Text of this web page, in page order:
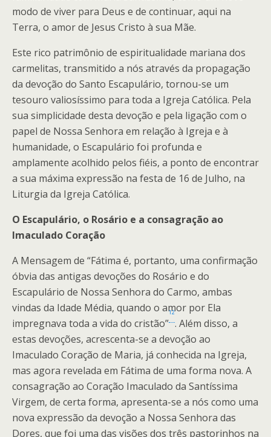
modo de viver para Deus e de continuar, aqui na
Terra, o amor de Jesus Cristo à sua Mãe.
Este rico patrimônio de espiritualidade mariana dos
carmelitas, transmitido a nós através da propagação
da devoção do Santo Escapulário, tornou-se um
tesouro valiosíssimo para toda a Igreja Católica. Pela
sua simplicidade desta devoção e pela ligação com o
papel de Nossa Senhora em relação à Igreja e à
humanidade, o Escapulário foi profunda e
amplamente acolhido pelos fiéis, a ponto de encontrar
a sua máxima expressão na festa de 16 de Julho, na
Liturgia da Igreja Católica.
O Escapulário, o Rosário e a consagração ao
Imaculado Coração
A Mensagem de “Fátima é, portanto, uma confirmação
óbvia das antigas devoções do Rosário e do
Escapulário de Nossa Senhora do Carmo, ambas
vindas da Idade Média, quando o amor por Ela
impregnava toda a vida do cristão”
12
. Além disso, a
estas devoções, acrescenta-se a devoção ao
Imaculado Coração de Maria, já conhecida na Igreja,
mas agora revelada em Fátima de uma forma nova. A
consagração ao Coração Imaculado da Santíssima
Virgem, de certa forma, apresenta-se a nós como uma
nova expressão da devoção a Nossa Senhora das
Dores, que foi uma das visões dos três pastorinhos na